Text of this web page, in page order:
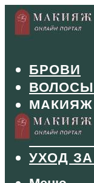
БРОВИ
ВОЛОСЫ
МАКИЯЖ
ТУШЬ И
УХОД